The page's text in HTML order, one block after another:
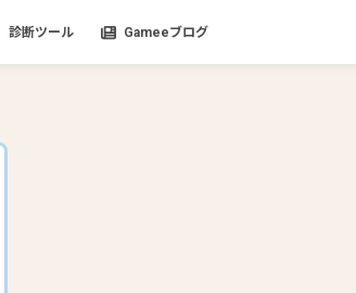
診断ツール Gameeブログ